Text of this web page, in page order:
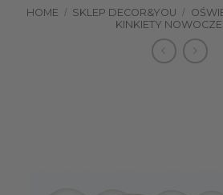
HOME / SKLEP DECOR&YOU /
KINKIETY